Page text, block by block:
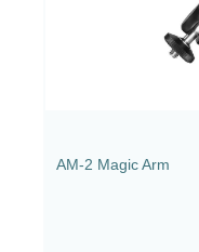
AM-2 Magic Arm